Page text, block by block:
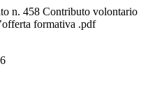
n. 458 Contributo volontario
formativa .pdf